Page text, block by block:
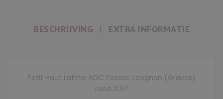
BESCHRIJVING EXTRA INFORMATIE
Petit Haut Lafitte AOC Pessac Léognan (Graves)
rood 2017